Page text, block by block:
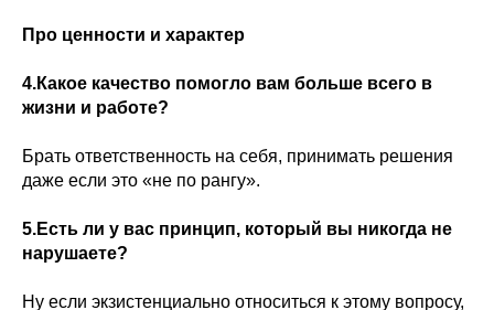
Про ценности и характер
4.Какое качество помогло вам больше всего в
жизни и работе?
Брать ответственность на себя, принимать решения
даже если это «не по рангу».
5.Есть ли у вас принцип, который вы никогда не
нарушаете?
Ну если экзистенциально относиться к этому вопросу,